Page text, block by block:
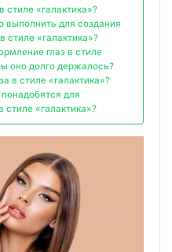
стиле «галактика»?
выполнить для создания
стиле «галактика»?
глаз в стиле
оно долго держалось?
в стиле «галактика»?
для
стиле «галактика»?